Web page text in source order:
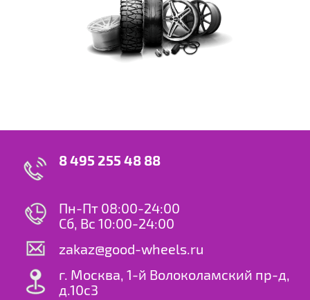
8 495 255 48 88
Пн-Пт 08:00-24:00
Сб, Вс 10:00-24:00
zakaz@good-wheels.ru
г. Москва, 1-й Волоколамский пр-д,
д.10с3